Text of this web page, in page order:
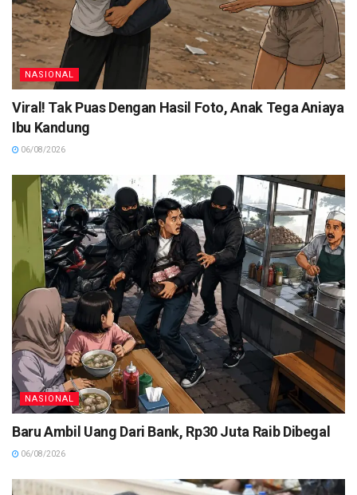
NASIONAL
Viral! Tak Puas Dengan Hasil Foto, Anak Tega Aniaya
Ibu Kandung
06/08/2026
NASIONAL
Baru Ambil Uang Dari Bank, Rp30 Juta Raib Dibegal
06/08/2026